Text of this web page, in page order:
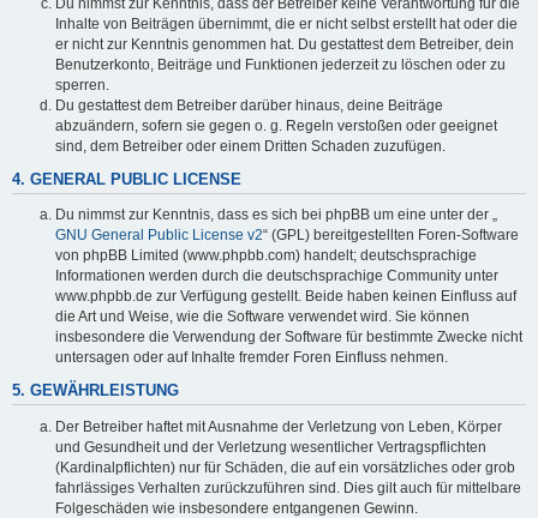
Inhalte von Beiträgen übernimmt, die er nicht selbst erstellt hat oder die
er nicht zur Kenntnis genommen hat. Du gestattest dem Betreiber, dein
Benutzerkonto, Beiträge und Funktionen jederzeit zu löschen oder zu
sperren.
Du gestattest dem Betreiber darüber hinaus, deine Beiträge
abzuändern, sofern sie gegen o. g. Regeln verstoßen oder geeignet
sind, dem Betreiber oder einem Dritten Schaden zuzufügen.
4. GENERAL PUBLIC LICENSE
Du nimmst zur Kenntnis, dass es sich bei phpBB um eine unter der „
GNU General Public License v2“ (GPL) bereitgestellten Foren-Software
von phpBB Limited (www.phpbb.com) handelt; deutschsprachige
Informationen werden durch die deutschsprachige Community unter
www.phpbb.de zur Verfügung gestellt. Beide haben keinen Einfluss auf
die Art und Weise, wie die Software verwendet wird. Sie können
insbesondere die Verwendung der Software für bestimmte Zwecke nicht
untersagen oder auf Inhalte fremder Foren Einfluss nehmen.
5. GEWÄHRLEISTUNG
Der Betreiber haftet mit Ausnahme der Verletzung von Leben, Körper
und Gesundheit und der Verletzung wesentlicher Vertragspflichten
(Kardinalpflichten) nur für Schäden, die auf ein vorsätzliches oder grob
fahrlässiges Verhalten zurückzuführen sind. Dies gilt auch für mittelbare
Folgeschäden wie insbesondere entgangenen Gewinn.